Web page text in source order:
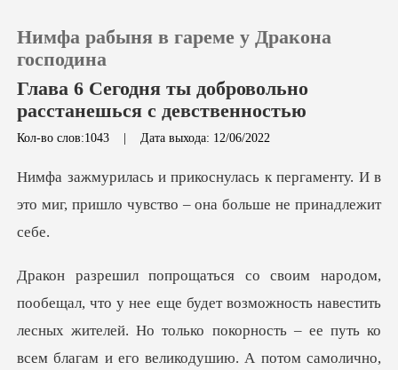
Пополнить
Выйти
Скачать приложение
Нимфа рабыня в гареме у Дракона
господина
Глава 6 Сегодня ты добровольно
расстанешься с девственностью
Кол-во слов:1043 | Дата выхода: 12/06/2022
ергаменту. И в
это миг, пришло чувст
возможность навестить
лесных жителей. Но только покорность – ее путь ко
всем